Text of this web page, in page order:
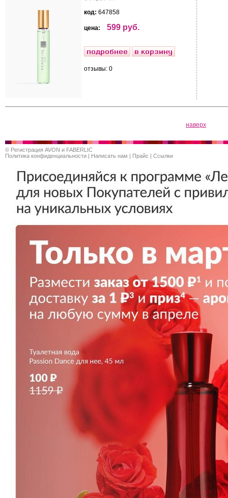
код: 647858
цена: 599 руб.
отзывы: 0
наверх
© Регистрация AVON и FABERLIC
Политика конфиденциальности | Написать нам | Прайс | Ссылки